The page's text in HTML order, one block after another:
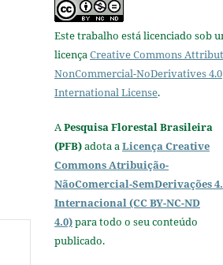
Este trabalho está licenciado sob
licença Creative Commons
NonCommercial-NoDerivatives 4.0
International License.
A Pesquisa Florestal Brasileira
(PFB)adota a Licença Creative
Commons Atribuição-
NãoComercial-SemDerivações
Internacional (CC BY-NC-ND
4.0)para todo o seu conteúdo
publicado.